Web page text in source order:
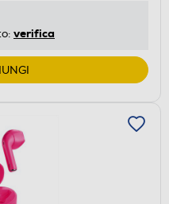
verifica